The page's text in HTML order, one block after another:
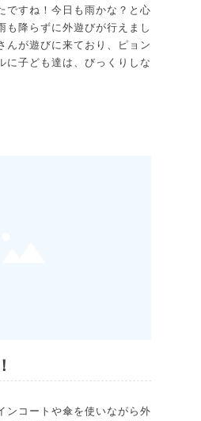
ですね！今日も雨かな？と心
も降らずに外遊びが行えまし
んが遊びに来ており、ピョン
に子ども達は、びっくりしな
ンコートや傘を使いながら外